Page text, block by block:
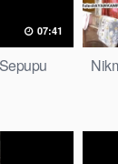
07:41